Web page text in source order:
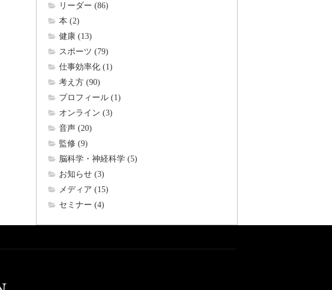
リーダー (86)
本 (2)
健康 (13)
スポーツ (79)
仕事効率化 (1)
考え方 (90)
プロフィール (1)
オンライン (3)
音声 (20)
監修 (9)
脳科学・神経科学 (5)
お知らせ (3)
メディア (15)
セミナー (4)